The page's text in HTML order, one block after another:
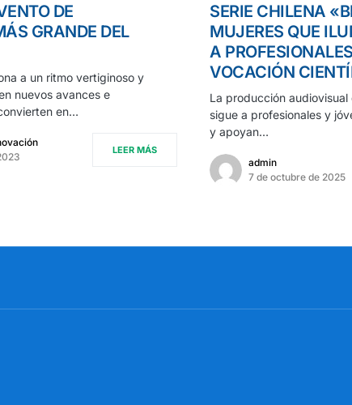
DE
GRANDE DEL
a un ritmo vertiginoso y
nuevos avances e
en…
LEER MÁS
SERIE CHILENA
MUJERES QUE
A
VOCACIÓN
La producción
sigue a profesionales y
y apoyan…
admin
7 de octubre de 2025